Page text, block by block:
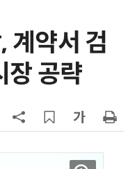
계약서 검
공략
시장 5년 만에 38조
90%에 無수수료
계적 확장”